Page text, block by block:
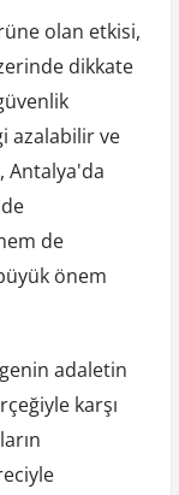
olan etkisi,
dikkate
azalabilir ve
Antalya'da
de
önem
adaletin
karşı